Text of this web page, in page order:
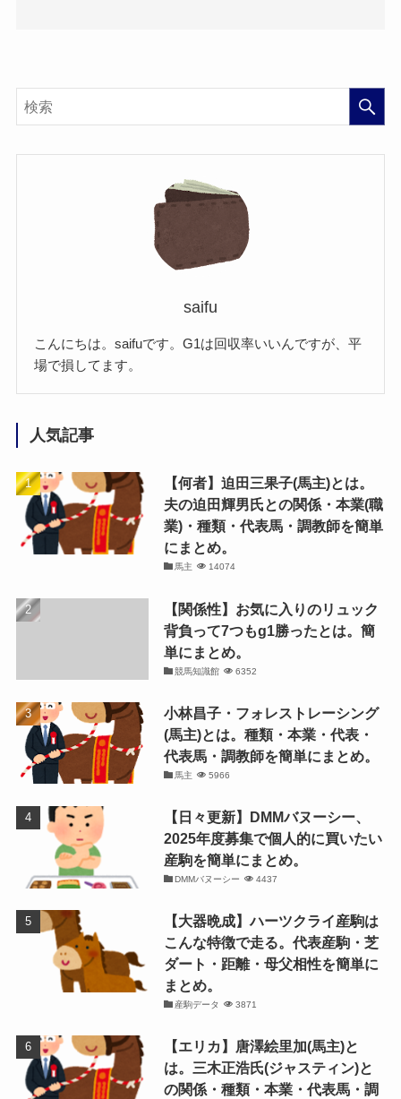
saifu
こんにちは。saifuです。G1は回収率いいんですが、平
場で損してます。
人気記事
【何者】迫田三果子(馬主)とは。
夫の迫田輝男氏との関係・本業(職
業)・種類・代表馬・調教師を簡単
にまとめ。
馬主 14074
【関係性】お気に入りのリュック
背負って7つもg1勝ったとは。簡
単にまとめ。
競馬知識館 6352
小林昌子・フォレストレーシング
(馬主)とは。種類・本業・代表・
代表馬・調教師を簡単にまとめ。
馬主 5966
【日々更新】DMMバヌーシー、
2025年度募集で個人的に買いたい
産駒を簡単にまとめ。
DMMバヌーシー 4437
【大器晩成】ハーツクライ産駒は
こんな特徴で走る。代表産駒・芝
ダート・距離・母父相性を簡単に
まとめ。
産駒データ 3871
【エリカ】唐澤絵里加(馬主)と
は。三木正浩氏(ジャスティン)と
の関係・種類・本業・代表馬・調